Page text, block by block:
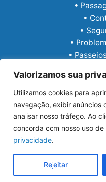
Valorizamos sua
Utilizamos cookies para
navegação, exibir anúncios
analisar nosso tráfego. Ao
concorda com nosso uso de
privacidade.
Rejeitar
•
•
•
•
•
Copyright ©